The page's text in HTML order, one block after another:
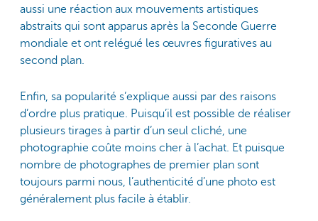
aussi une réaction aux mouvements artistiques
abstraits qui sont apparus après la Seconde Guerre
mondiale et ont relégué les œuvres figuratives au
second plan.
Enfin, sa popularité s’explique aussi par des raisons
d’ordre plus pratique. Puisqu’il est possible de réaliser
plusieurs tirages à partir d’un seul cliché, une
photographie coûte moins cher à l’achat. Et puisque
nombre de photographes de premier plan sont
toujours parmi nous, l’authenticité d’une photo est
généralement plus facile à établir.